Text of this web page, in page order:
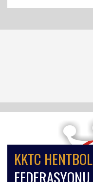
KKTC HENTBOL
FEDERASYONU